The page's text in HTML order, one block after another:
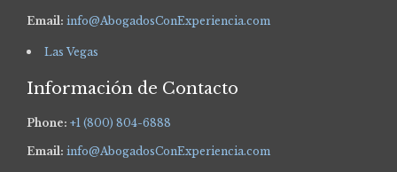
Email: info@AbogadosConExperiencia.com
Las Vegas
Información de Contacto
Phone: +1 (800) 804-6888
Email: info@AbogadosConExperiencia.com